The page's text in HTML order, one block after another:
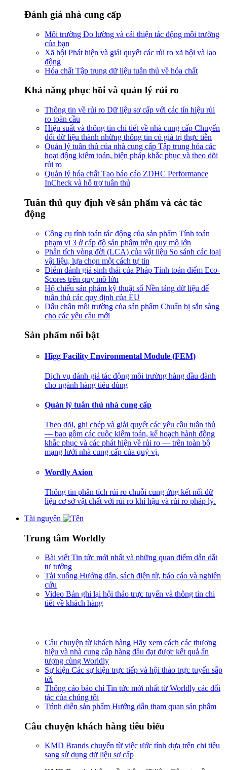
Đánh giá nhà cung cấp
Môi trường Đo lường và cải thiện tác động môi trường
của bạn
Xã hội Phát hiện và giải quyết các rủi ro xã hội và lao
động
Hóa chất Tập trung dữ liệu tuân thủ về hóa chất
Khả năng phục hồi và quản lý rủi ro
Thông tin về rủi ro Dữ liệu sơ cấp với các tín hiệu rủi
ro toàn cầu
Hiệu suất và thông tin chi tiết về nhà cung cấp Chuyển
đổi dữ liệu thành những thông tin có giá trị thực tiễn
Quản lý tuân thủ của nhà cung cấp Tập trung hóa các
hoạt động kiểm toán, biện pháp khắc phục và theo dõi
rủi ro
Quản lý hóa chất Tạo báo cáo ZDHC Performance
InCheck và hỗ trợ tuân thủ
Tuân thủ quy định về sản phẩm và các tác
động
Công cụ tính toán tác động của sản phẩm Tính toán
phạm vi 3 ở cấp độ sản phẩm trên quy mô lớn
Phân tích vòng đời (LCA) của vật liệu So sánh các loại
vật liệu, lựa chọn một cách tự tin
Điểm đánh giá sinh thái của Pháp Tính toán điểm Eco-
Scores trên quy mô lớn
Hộ chiếu sản phẩm kỹ thuật số Nền tảng dữ liệu để
tuân thủ các quy định của EU
Dấu chân môi trường của sản phẩm Chuẩn bị sẵn sàng
cho các yêu cầu mới
Sản phẩm nổi bật
Higg Facility Environmental Module (FEM)
Dịch vụ đánh giá tác động môi trường hàng đầu dành
cho ngành hàng tiêu dùng
Quản lý tuân thủ nhà cung cấp
Theo dõi, ghi chép và giải quyết các yêu cầu tuân thủ
— bao gồm các cuộc kiểm toán, kế hoạch hành động
khắc phục và các phát hiện về rủi ro — trên toàn bộ
mạng lưới nhà cung cấp của quý vị.
Wordly Axion
Thông tin phân tích rủi ro chuỗi cung ứng kết nối dữ
liệu cơ sở vật chất với rủi ro khí hậu và rủi ro pháp lý.
Tài nguyên
Trung tâm Worldly
Bài viết Tin tức mới nhất và những quan điểm dẫn dắt
tư tưởng
Tải xuống Hướng dẫn, sách điện tử, báo cáo và nghiên
cứu
Video Bản ghi lại hội thảo trực tuyến và thông tin chi
tiết về khách hàng
Câu chuyện từ khách hàng Hãy xem cách các thương
hiệu và nhà cung cấp hàng đầu đạt được kết quả ấn
tượng cùng Worldly
Sự kiện Các sự kiện trực tiếp và hội thảo trực tuyến sắp
tới
Thông cáo báo chíTin tức mới nhất từ Worldly các đối
tác của chúng tôi
Trình diễn sản phẩm Hướng dẫn tham quan sản phẩm
Câu chuyện khách hàng tiêu biểu
KMD Brands chuyển từ việc ước tính dựa trên chi tiêu
sang sử dụng dữ liệu sơ cấp